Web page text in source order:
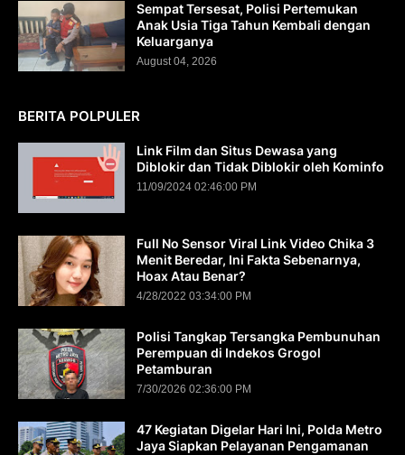
Sempat Tersesat, Polisi Pertemukan
Anak Usia Tiga Tahun Kembali dengan
Keluarganya
August 04, 2026
BERITA POLPULER
Link Film dan Situs Dewasa yang
Diblokir dan Tidak Diblokir oleh Kominfo
11/09/2024 02:46:00 PM
Full No Sensor Viral Link Video Chika 3
Menit Beredar, Ini Fakta Sebenarnya,
Hoax Atau Benar?
4/28/2022 03:34:00 PM
Polisi Tangkap Tersangka Pembunuhan
Perempuan di Indekos Grogol
Petamburan
7/30/2026 02:36:00 PM
47 Kegiatan Digelar Hari Ini, Polda Metro
Jaya Siapkan Pelayanan Pengamanan